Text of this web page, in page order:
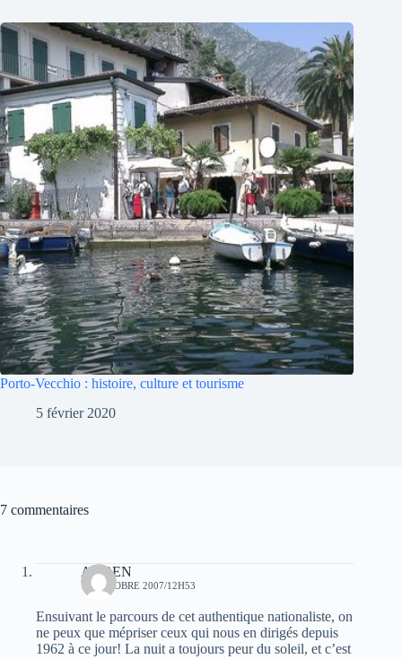
Porto-Vecchio : histoire, culture et tourisme
5 février 2020
7 commentaires
Ali BEN
10 OCTOBRE 2007/12H53
Ensuivant le parcours de cet authentique nationaliste, on
ne peux que mépriser ceux qui nous en dirigés depuis
1962 à ce jour! La nuit a toujours peur du soleil, et c’est